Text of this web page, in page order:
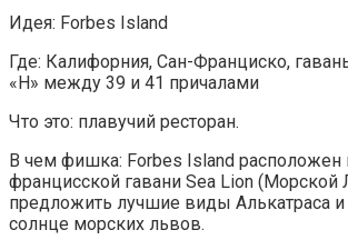
Идея: Forbes Island
Где: Калифорния, Сан-Франциско,
«H» между 39 и 41 причалами
Что это: плавучий ресторан.
В чем фишка: Forbes Island расположен
францисской гавани Sea Lion
предложить лучшие виды Алькатраса
солнце морских львов.